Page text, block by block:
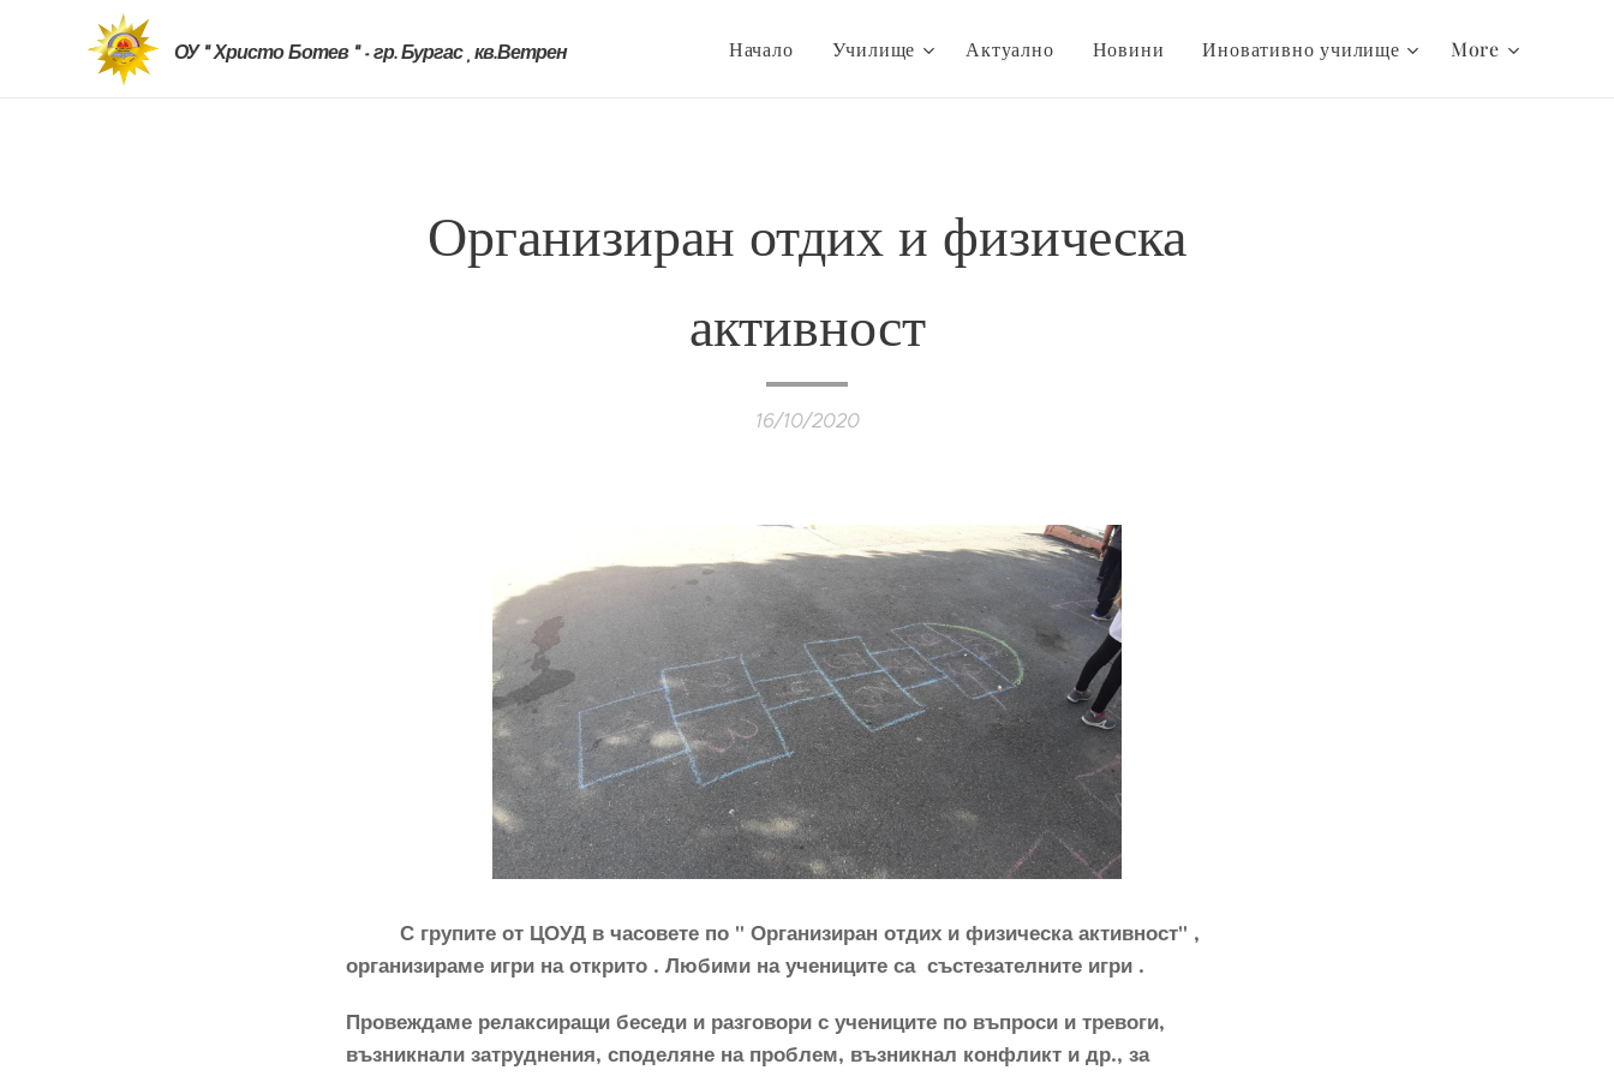
ОУ " Христо Ботев " - гр. Бургас , кв.Ветрен Начало Училище Актуално Новини Иновативно училище More
Организиран отдих и физическа
активност
16/10/2020
С групите от ЦОУД в часовете по " Организиран отдих и физическа активност" ,
организираме игри на открито . Любими на учениците са състезателните игри .
Провеждаме релаксиращи беседи и разговори с учениците по въпроси и тревоги,
възникнали затруднения, споделяне на проблем, възникнал конфликт и др., за